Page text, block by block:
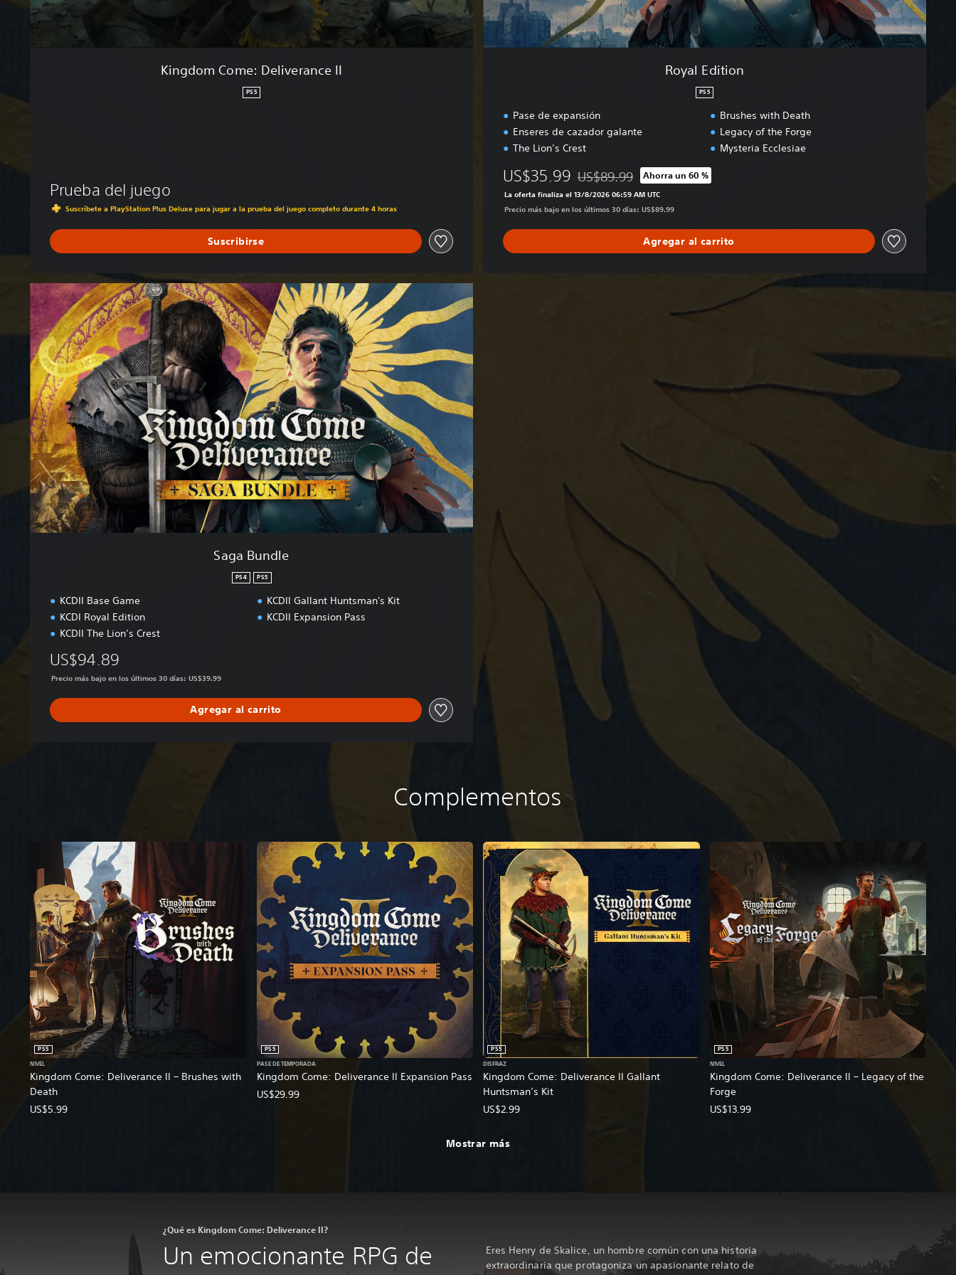
l
Kingdom Come: Deliverance II
PS5
Prueba del juego
Suscríbete a PlayStation Plus Deluxe para jugar a la prueba del juego completo durante 4 horas
Suscribirse
Royal Edition
PS5
Pase de expansión
Enseres de cazador galante
The Lion’s Crest
Brushes with Death
Legacy of the Forge
Mysteria Ecclesiae
US$35.99 Rebajado del precio original de US$89.99
US$89.99 Ahorra un 60 %
La oferta finaliza el 13/8/2026 06:59 AM UTC
Precio más bajo en los últimos 30 días: US$89.99
Agregar al carrito
S
a
g
a
B
u
n
d
l
e
Saga Bundle
PS4 PS5
KCDII Base Game
KCDI Royal Edition
KCDII The Lion’s Crest
KCDII Gallant Huntsman's Kit
KCDII Expansion Pass
US$94.89
Precio más bajo en los últimos 30 días: US$39.99
Agregar al carrito
Complementos
Kingdom Come: Deliverance II – Brushes with
Death
PS5
NIVEL
US$5.99
Kingdom Come: Deliverance II Expansion Pass
PS5
PASE DE TEMPORADA
US$29.99
Kingdom Come: Deliverance II Gallant
Huntsman’s Kit
PS5
DISFRAZ
US$2.99
Kingdom Come: Deliverance II – Legacy of the
Forge
PS5
NIVEL
US$13.99
Mostrar más
¿Qué es Kingdom Come: Deliverance II?
Un emocionante RPG de
Eres Henry de Skalice, un hombre común con una historia
extraordinaria que protagoniza un apasionante relato de